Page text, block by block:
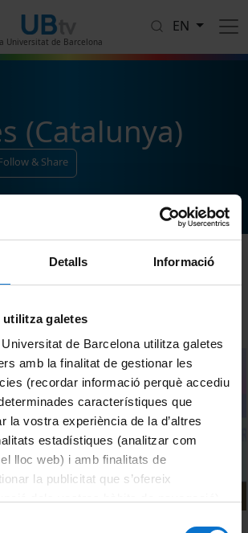
Detalls Informació
galetes
de Barcelona utilitza galetes
amb la finalitat de gestionar les
(recordar informació perquè accediu
característiques que
la vostra experiència de la d’altres
estadístiques (analitzar com
lloc web) i amb finalitats de
la publicitat que s’ofereix
Universitat de Barcelona
EN
(Catalunya)
& Share
“large blades” in Catalonia. Xavier